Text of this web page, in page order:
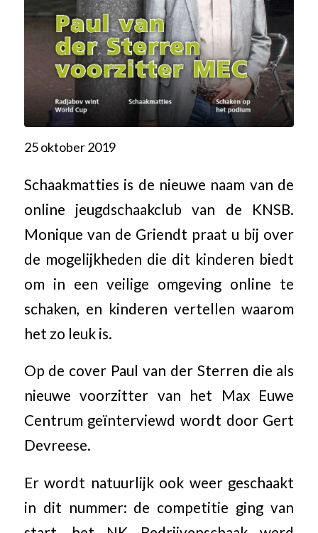
25 oktober 2019
Schaakmatties is de nieuwe naam van de
online jeugdschaakclub van de KNSB.
Monique van de Griendt praat u bij over
de mogelijkheden die dit kinderen biedt
om in een veilige omgeving online te
schaken, en kinderen vertellen waarom
het zo leuk is.
Op de cover Paul van der Sterren die als
nieuwe voorzitter van het Max Euwe
Centrum geïnterviewd wordt door Gert
Devreese.
Er wordt natuurlijk ook weer geschaakt
in dit nummer: de competitie ging van